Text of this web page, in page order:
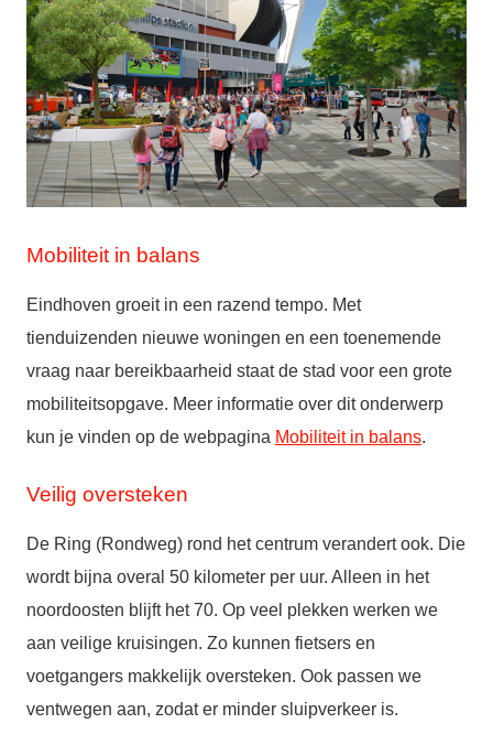
Mobiliteit in balans
Eindhoven groeit in een razend tempo. Met
tienduizenden nieuwe woningen en een toenemende
vraag naar bereikbaarheid staat de stad voor een grote
mobiliteitsopgave. Meer informatie over dit onderwerp
kun je vinden op de webpagina Mobiliteit in balans.
Veilig oversteken
De Ring (Rondweg) rond het centrum verandert ook. Die
wordt bijna overal 50 kilometer per uur. Alleen in het
noordoosten blijft het 70. Op veel plekken werken we
aan veilige kruisingen. Zo kunnen fietsers en
voetgangers makkelijk oversteken. Ook passen we
ventwegen aan, zodat er minder sluipverkeer is.